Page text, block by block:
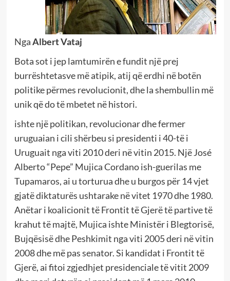
NgaAlbert Vataj
Bota sot i jep lamtumirën e fundit një prej
burrështetasve më atipik, atij që erdhi në botën
politike përmes revolucionit, dhe la shembullin më
unik që do të mbetet në histori.
ishte një politikan, revolucionar dhe fermer
uruguaian i cili shërbeu si presidenti i 40-të i
Uruguait nga viti 2010 deri në vitin 2015. Një José
Alberto “Pepe” Mujica Cordano ish-guerilas me
Tupamaros, ai u torturua dhe u burgos për 14 vjet
gjatë diktaturës ushtarake në vitet 1970 dhe 1980.
Anëtar i koalicionit të Frontit të Gjerë të partive të
krahut të majtë, Mujica ishte Ministër i Blegtorisë,
Bujqësisë dhe Peshkimit nga viti 2005 deri në vitin
2008 dhe më pas senator. Si kandidat i Frontit të
Gjerë, ai fitoi zgjedhjet presidenciale të vitit 2009